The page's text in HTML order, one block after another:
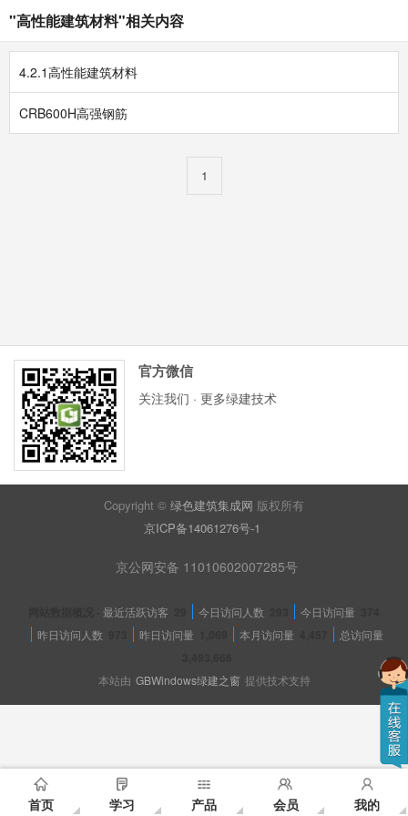
首页 学习 产品 会员 我的
"高性能建筑材料"相关内容
4.2.1高性能建筑材料
CRB600H高强钢筋
1
官方微信
关注我们 · 更多绿建技术
Copyright © 绿色建筑集成网 版权所有
京ICP备14061276号-1
京公网安备 11010602007285号
最近活跃访客 今日访问人数 今日访问量
昨日访问人数 昨日访问量 本月访问量 总访问量
本站由 GBWindows绿建之窗 提供技术支持